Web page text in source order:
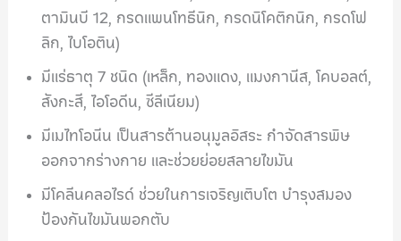
ตามินบี 12, กรดแพนโทธีนิก, กรดนิโคติกนิก, กรดโฟ
ลิก, ไบโอติน)
มีแร่ธาตุ 7 ชนิด (เหล็ก, ทองแดง, แมงกานีส, โคบอลต์,
สังกะสี, ไอโอดีน, ซีลีเนียม)
มีเมไทโอนีน เป็นสารต้านอนุมูลอิสระ กำจัดสารพิษ
ออกจากร่างกาย และช่วยย่อยสลายไขมัน
มีโคลีนคลอไรด์ ช่วยในการเจริญเติบโต บำรุงสมอง
ป้องกันไขมันพอกตับ